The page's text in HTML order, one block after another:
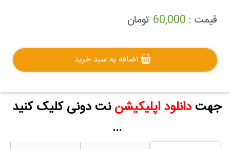
قیمت : 60,000 تومان
اضافه به سبد خرید
جهتدانلود اپلیکیشن نت دونی کلیک کنید
...